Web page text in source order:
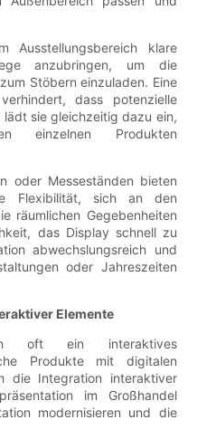
Ausstellungsbereich klare
anzubringen, um die
Stöbern einzuladen. Eine
dass potenzielle
sie gleichzeitig dazu ein,
Produkten
oder Messeständen bieten
Flexibilität, sich an den
räumlichen Gegebenheiten
das Display schnell zu
abwechslungsreich und
oder Jahreszeiten
Elemente
oft ein interaktives
Produkte mit digitalen
die Integration interaktiver
im Großhandel
modernisieren und die